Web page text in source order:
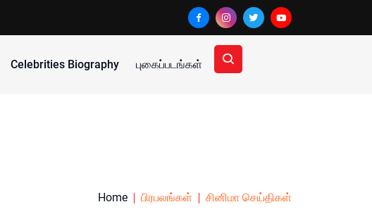
Celebrities Biography புகைப்படங்கள்
Home பிரபலங்கள் சினிமா செய்திகள்